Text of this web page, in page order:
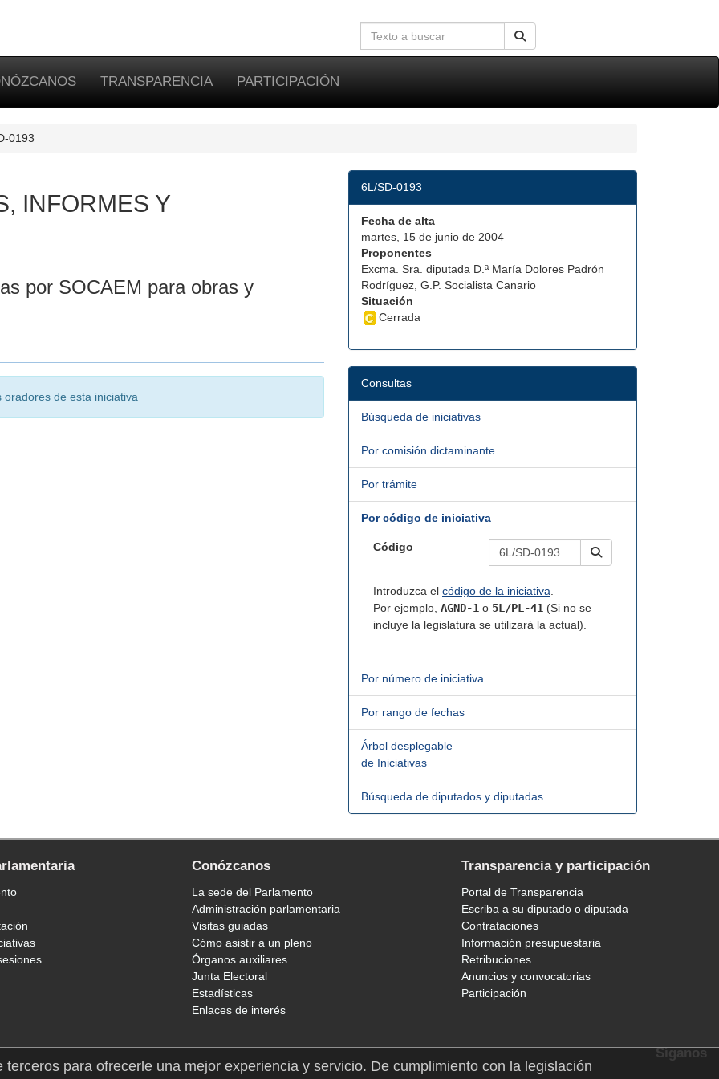
TRANSPARENCIA PARTICIPACIÓN
0193
INFORMES Y
por SOCAEM para obras y
de esta iniciativa
6L/SD-0193
Fecha de alta
martes, 15 de junio de 2004
Proponentes
Excma. Sra. diputada D.ª María Dolores Padrón
Rodríguez, G.P. Socialista Canario
Situación
Cerrada
Consultas
Búsqueda de iniciativas
Por comisión dictaminante
Por trámite
Por código de iniciativa
Código
Introduzca el código de la iniciativa.
Por ejemplo, AGND-1 o 5L/PL-41 (Si no se
incluye la legislatura se utilizará la actual).
Por número de iniciativa
Por rango de fechas
Árbol desplegable
de Iniciativas
Búsqueda de diputados y diputadas
Conózcanos
La sede del Parlamento
Administración parlamentaria
Visitas guiadas
Cómo asistir a un pleno
Órganos auxiliares
Junta Electoral
Estadísticas
Enlaces de interés
Transparencia y participación
Portal de Transparencia
Escriba a su diputado o diputada
Contrataciones
Información presupuestaria
Retribuciones
Anuncios y convocatorias
Participación
Síganos
para ofrecerle una mejor experiencia y servicio. De cumplimiento con la legislación